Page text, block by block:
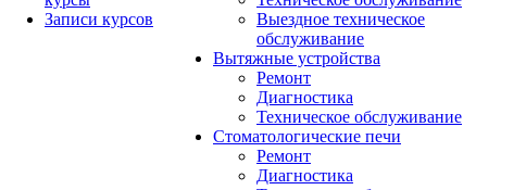
Записи курсов
Выездное техническое
обслуживание
Вытяжные устройства
Ремонт
Диагностика
Техническое обслуживание
Стоматологические печи
Ремонт
Диагностика